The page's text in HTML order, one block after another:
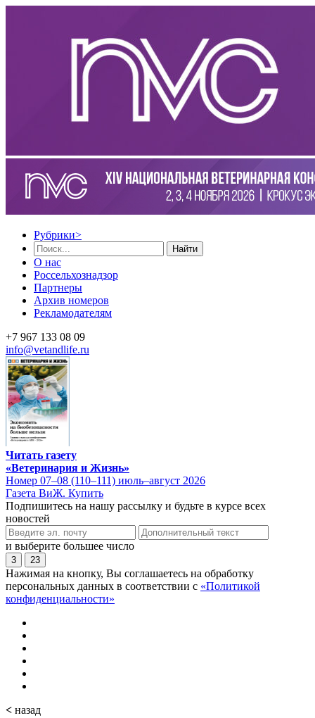
Рубрики>
Найти
О нас
Россельхознадзор
Партнеры
Архив номеров
Рекламодателям
+7 967 133 08 09
info@vetandlife.ru
Читать газету
«Ветеринария и Жизнь»
Номер 07–08 (110–111) июль–август 2026
Газета ВиЖ. Купить
Подпишитесь на нашу рассылку и будьте в курсе всех
новостей
и выберите большее число
3 23
Нажимая на кнопку, Вы соглашаетесь на обработку
персональных данных в соответствии с «Политикой
конфиденциальности»
< назад